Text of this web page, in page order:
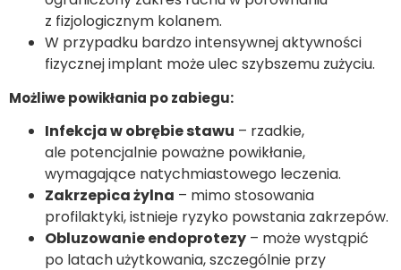
z fizjologicznym kolanem.
W przypadku bardzo intensywnej aktywności
fizycznej implant może ulec szybszemu zużyciu.
Możliwe powikłania po zabiegu:
Infekcja w obrębie stawu – rzadkie,
ale potencjalnie poważne powikłanie,
wymagające natychmiastowego leczenia.
Zakrzepica żylna – mimo stosowania
profilaktyki, istnieje ryzyko powstania zakrzepów.
Obluzowanie endoprotezy – może wystąpić
po latach użytkowania, szczególnie przy